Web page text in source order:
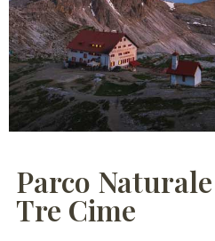
Parco
Tre Cime